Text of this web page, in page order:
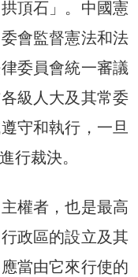
頂石」。中國憲
會監督憲法和法
委員會統一審議
級人大及其常委
守和執行，一旦
行裁決。
權者，也是最高
政區的設立及其
當由它來行使的